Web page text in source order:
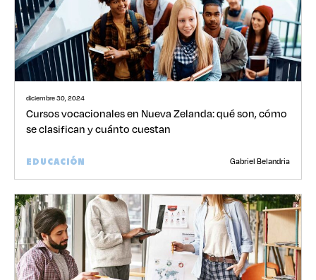
diciembre 30, 2024
Cursos vocacionales en Nueva Zelanda: qué son, cómo
se clasifican y cuánto cuestan
EDUCACIÓN Gabriel Belandria